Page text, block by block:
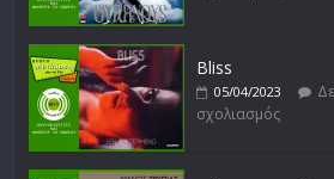
Bliss
05/04/2023
σχολιασμός